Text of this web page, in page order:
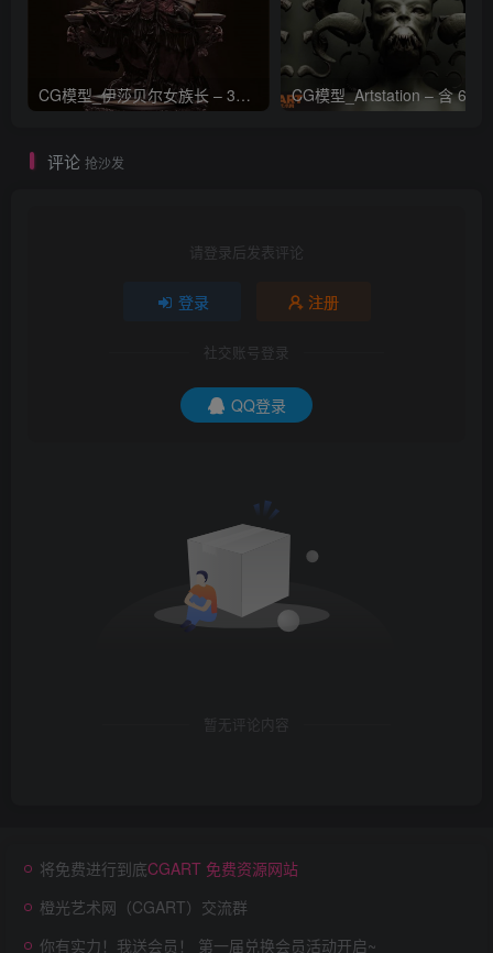
CG模型_伊莎贝尔女族长 – 3D 模型_CGART_模型下载
评论 抢沙发
请登录后发表评论
登录 注册
社交账号登录
QQ登录
暂无评论内容
将免费进行到底CGART 免费资源网站
橙光艺术网（CGART）交流群
你有实力！我送会员！ 第一届兑换会员活动开启~